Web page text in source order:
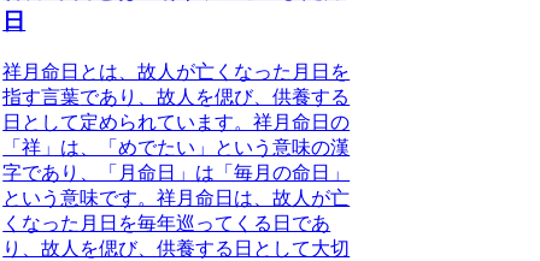
日
祥月命日とは、故人が亡くなった月日を
指す言葉であり、故人を偲び、供養する
日として定められています。祥月命日の
「祥」は、「めでたい」という意味の漢
字であり、「月命日」は「毎月の命日」
という意味です。祥月命日は、故人が亡
くなった月日を毎年巡ってくる日であ
り、故人を偲び、供養する日として大切